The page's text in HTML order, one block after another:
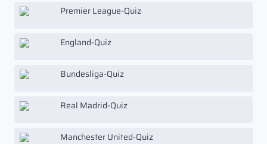
Premier League-Quiz
England-Quiz
Bundesliga-Quiz
Real Madrid-Quiz
Manchester United-Quiz